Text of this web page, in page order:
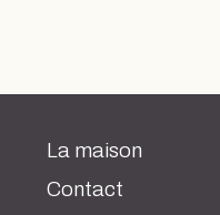
La maison
Contact